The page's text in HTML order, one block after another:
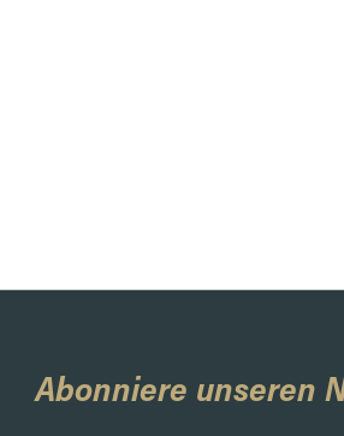
Abonniere unseren